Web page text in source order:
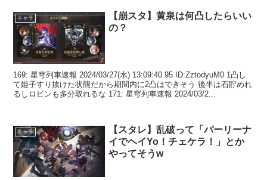
キャラ
【崩スタ】黄泉は何凸したらいい
の？
169: 星穹列車速報 2024/03/27(水) 13:09:40.95 ID:ZztodyuM0 1凸し
て姫子すり抜けた状態だから期間内に2凸はできそう 後半は石貯めれ
るしロビンも多分取れるな 171: 星穹列車速報 2024/03/2...
キャラ
【スタレ】乱破って「パーリーナ
イでヘイYo！チェケラ！」とか
やってそうw